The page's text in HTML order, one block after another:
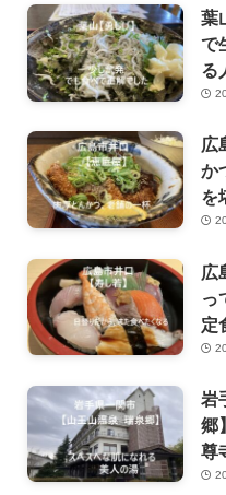
葉
で
る
広
か
を
広
っ
定
岩
郷
尊